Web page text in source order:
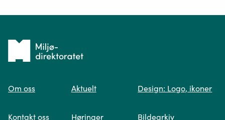
Spør oss
Tilbake
forsiden
Om oss
Kontakt oss
Aktuelt
Høringer
Design: Logo, ikoner
Bildearkiv